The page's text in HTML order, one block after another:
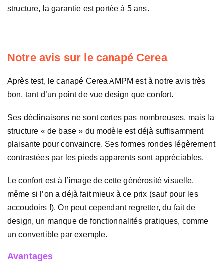
structure, la garantie est portée à 5 ans.
Notre avis sur le canapé Cerea
Après test, le canapé Cerea AMPM est à notre avis très
bon, tant d’un point de vue design que confort.
Ses déclinaisons ne sont certes pas nombreuses, mais la
structure « de base » du modèle est déjà suffisamment
plaisante pour convaincre. Ses formes rondes légèrement
contrastées par les pieds apparents sont appréciables.
Le confort est à l’image de cette générosité visuelle,
même si l’on a déjà fait mieux à ce prix (sauf pour les
accoudoirs !). On peut cependant regretter, du fait de
design, un manque de fonctionnalités pratiques, comme
un convertible par exemple.
Avantages